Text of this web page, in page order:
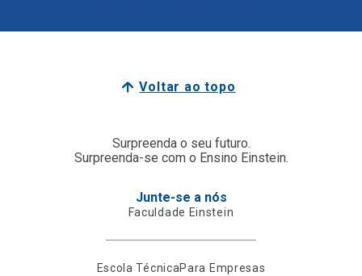
Voltar ao topo
Surpreenda o seu futuro.
Surpreenda-se com o Ensino Einstein.
Junte-se a nós
Faculdade Einstein
Escola TécnicaPara Empresas